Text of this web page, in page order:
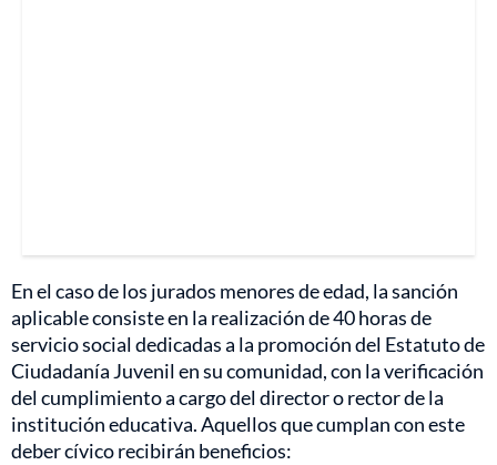
En el caso de los jurados menores de edad, la sanción
aplicable consiste en la realización de 40 horas de
servicio social dedicadas a la promoción del Estatuto de
Ciudadanía Juvenil en su comunidad, con la verificación
del cumplimiento a cargo del director o rector de la
institución educativa. Aquellos que cumplan con este
deber cívico recibirán beneficios: